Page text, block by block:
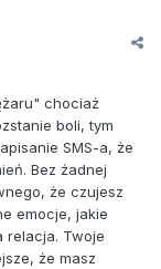
chociaż
boli, tym
SMS-a, że
Bez żadnej
że czujesz
emocje, jakie
relacja. Twoje
że masz